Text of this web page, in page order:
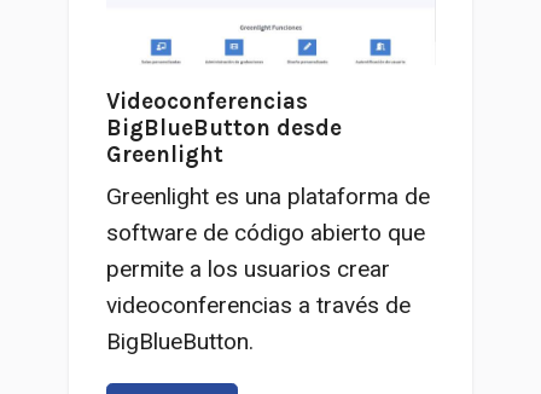
Videoconferencias
BigBlueButton desde
Greenlight
Greenlight es una plataforma de
software de código abierto que
permite a los usuarios crear
videoconferencias a través de
BigBlueButton.